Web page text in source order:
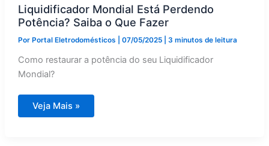
Vida
Útil
Liquidificador Mondial Está Perdendo
Potência? Saiba o Que Fazer
Por Portal Eletrodomésticos 07/05/2025 3 minutos de leitura
Como restaurar a potência do seu Liquidificador
Mondial?
Liquidificador
Mondial
Veja Mais »